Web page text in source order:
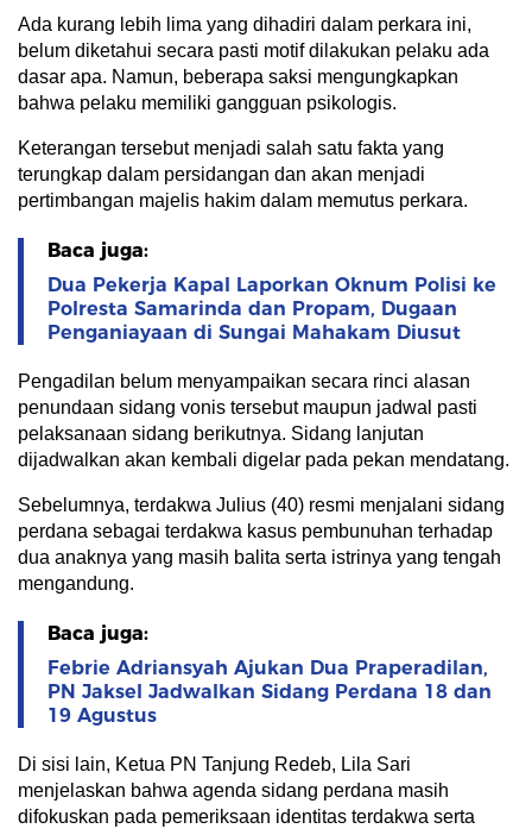
Ada kurang lebih lima yang dihadiri dalam perkara ini,
belum diketahui secara pasti motif dilakukan pelaku ada
dasar apa. Namun, beberapa saksi mengungkapkan
bahwa pelaku memiliki gangguan psikologis.
Keterangan tersebut menjadi salah satu fakta yang
terungkap dalam persidangan dan akan menjadi
pertimbangan majelis hakim dalam memutus perkara.
Baca juga:
Dua Pekerja Kapal Laporkan Oknum Polisi ke
Polresta Samarinda dan Propam, Dugaan
Penganiayaan di Sungai Mahakam Diusut
Pengadilan belum menyampaikan secara rinci alasan
penundaan sidang vonis tersebut maupun jadwal pasti
pelaksanaan sidang berikutnya. Sidang lanjutan
dijadwalkan akan kembali digelar pada pekan mendatang.
Sebelumnya, terdakwa Julius (40) resmi menjalani sidang
perdana sebagai terdakwa kasus pembunuhan terhadap
dua anaknya yang masih balita serta istrinya yang tengah
mengandung.
Baca juga:
Febrie Adriansyah Ajukan Dua Praperadilan,
PN Jaksel Jadwalkan Sidang Perdana 18 dan
19 Agustus
Di sisi lain, Ketua PN Tanjung Redeb, Lila Sari
menjelaskan bahwa agenda sidang perdana masih
difokuskan pada pemeriksaan identitas terdakwa serta